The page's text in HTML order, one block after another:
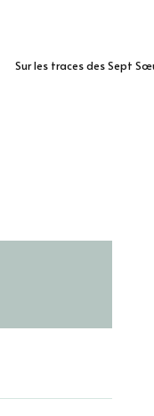
Sur les traces des Sept